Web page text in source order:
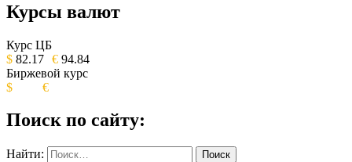
ОБЩЕСТВЕННО-ПОЛИТИЧЕСКОЕ
ИЗДАНИЕ КАМЧАТСКОГО КРАЯ.
Курсы валют
Курс ЦБ
$ 82.17 € 94.84
Биржевой курс
$
€
Поиск по сайту:
Найти: